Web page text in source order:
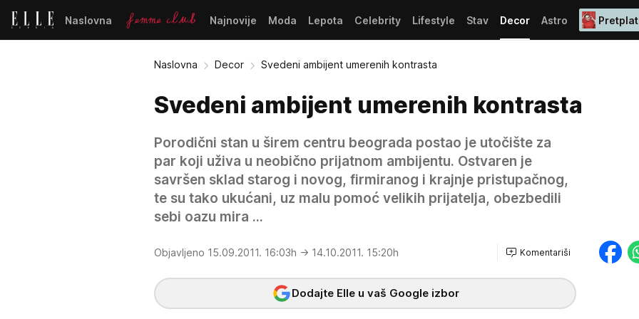
Naslovna Najnovije Moda Lepota Celebrity Lifestyle Stav Decor Astro
Naslovna Decor Svedeni ambijent umerenih kontrasta
Svedeni ambijent umerenih kontrasta
Porodični stan u širem centru beograda postao je utočište za
par koji uživa u neobično prijatnom ambijentu. Ostvaren je
savršen sklad starog i novog, firmiranog i krajnje pristupačnog,
te su tako ukućani, uz malu pomoć velikih prijatelja, obezbedili
sebi oazu mira ...
Objavljeno 15.09.2011. 16:03h → 14.10.2011. 15:20h Komentariši
Dodajte Elle u vaš Google izbor